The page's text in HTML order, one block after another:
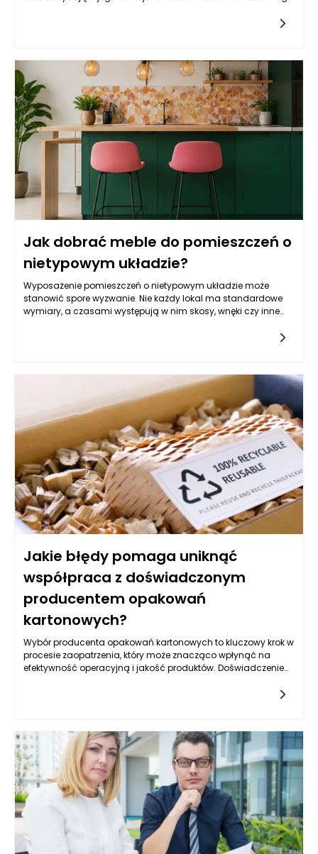
materiał, ergonomia oraz przechowywanie. Warto pamiętać,
że nawet najładniejsze meble mogą wpływać negatywnie na
organizację wnętrza, jeśli nie będą dobrze dopasowane do
przestrzeni lub potrzeb użytkowników. W tym kontekście istotne
jest unikanie błędów, które mogą przyczynić się do wizualnego
i funkcjonalnego zamieszania w naszych czterech kątach.
Jak dobrać meble do pomieszczeń o
nietypowym układzie?
Wyposażenie pomieszczeń o nietypowym układzie może
stanowić spore wyzwanie. Nie każdy lokal ma standardowe
wymiary, a czasami występują w nim skosy, wnęki czy inne
tym artykule przyjrzymy się najważniejszym aspektom
związanym z wyborem mebli w nietypowych wnętrzach, a
także podpowiemy, jak zaaranżować przestrzeń, by była
funkcjonalna, estetyczna i zgodna z naszym stylem życia.
Jakie błędy pomaga uniknąć
współpraca z doświadczonym
producentem opakowań
kartonowych?
Wybór producenta opakowań kartonowych to kluczowy krok w
procesie zaopatrzenia, który może znacząco wpłynąć na
efektywność operacyjną i jakość produktów. Doświadczenie
związanych z błędnym doborem materiałów, nieoptymalnym
procesem produkcyjnym czy brakiem zgodności z
regulacjami prawnymi.